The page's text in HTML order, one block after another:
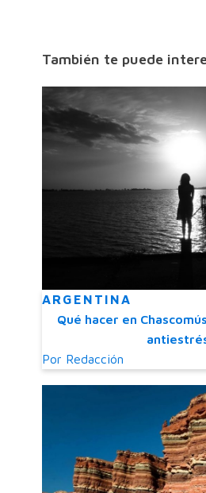
También te puede
ARGENTINA
Qué hacer en
Por Redacción